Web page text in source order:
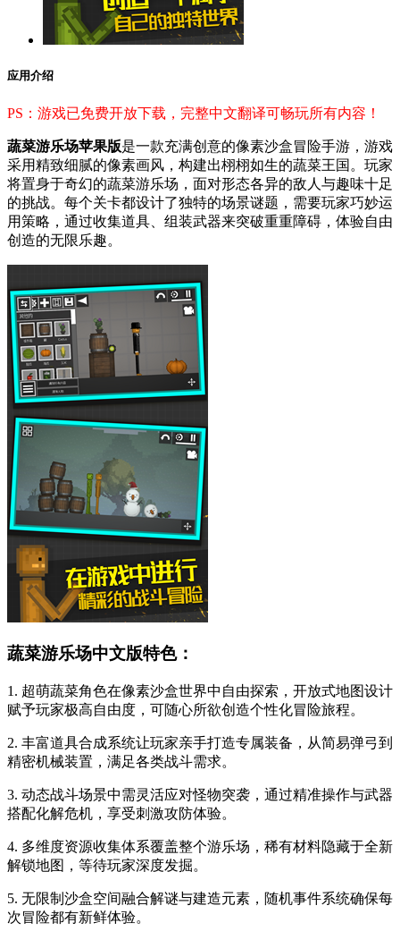
应用介绍
PS：游戏已免费开放下载，完整中文翻译可畅玩所有内容！
蔬菜游乐场苹果版是一款充满创意的像素沙盒冒险手游，游戏
采用精致细腻的像素画风，构建出栩栩如生的蔬菜王国。玩家
将置身于奇幻的蔬菜游乐场，面对形态各异的敌人与趣味十足
的挑战。每个关卡都设计了独特的场景谜题，需要玩家巧妙运
用策略，通过收集道具、组装武器来突破重重障碍，体验自由
创造的无限乐趣。
蔬菜游乐场中文版特色：
1. 超萌蔬菜角色在像素沙盒世界中自由探索，开放式地图设计
赋予玩家极高自由度，可随心所欲创造个性化冒险旅程。
2. 丰富道具合成系统让玩家亲手打造专属装备，从简易弹弓到
精密机械装置，满足各类战斗需求。
3. 动态战斗场景中需灵活应对怪物突袭，通过精准操作与武器
搭配化解危机，享受刺激攻防体验。
4. 多维度资源收集体系覆盖整个游乐场，稀有材料隐藏于全新
解锁地图，等待玩家深度发掘。
5. 无限制沙盒空间融合解谜与建造元素，随机事件系统确保每
次冒险都有新鲜体验。